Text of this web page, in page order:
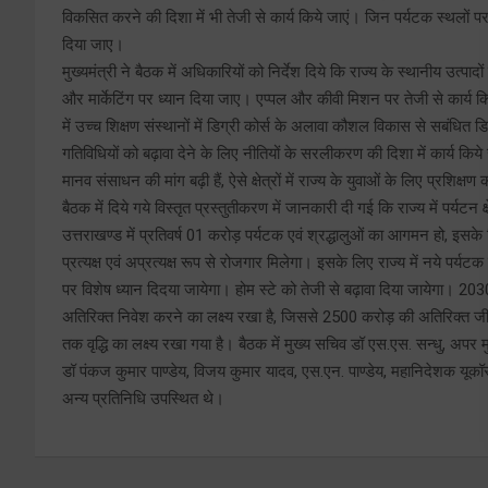
विकसित करने की दिशा में भी तेजी से कार्य किये जाएं। जिन पर्यटक स्थलों
दिया जाए।
मुख्यमंत्री ने बैठक में अधिकारियों को निर्देश दिये कि राज्य के स्थानीय
और मार्केटिंग पर ध्यान दिया जाए। एप्पल और कीवी मिशन पर तेजी से कार्य
में उच्च शिक्षण संस्थानों में डिग्री कोर्स के अलावा कौशल विकास से सबंधित
गतिविधियों को बढ़ावा देने के लिए नीतियों के सरलीकरण की दिशा में कार्य
मानव संसाधन की मांग बढ़ी हैं, ऐसे क्षेत्रों में राज्य के युवाओं के लिए प्रशिक्षण
बैठक में दिये गये विस्तृत प्रस्तुतीकरण में जानकारी दी गई कि राज्य में पर्यटन
उत्तराखण्ड में प्रतिवर्ष 01 करोड़ पर्यटक एवं श्रद्धालुओं का आगमन हो, इसके
प्रत्यक्ष एवं अप्रत्यक्ष रूप से रोजगार मिलेगा। इसके लिए राज्य में नये
पर विशेष ध्यान दिदया जायेगा। होम स्टे को तेजी से बढ़ावा दिया
अतिरिक्त निवेश करने का लक्ष्य रखा है, जिससे 2500 करोड़ की
तक वृद्धि का लक्ष्य रखा गया है। बैठक में मुख्य सचिव डॉ एस.एस. सन्धु, अपर
डॉ पंकज कुमार पाण्डेय, विजय कुमार यादव, एस.एन. पाण्डेय, महानिदेशक
अन्य प्रतिनिधि उपस्थित थे।